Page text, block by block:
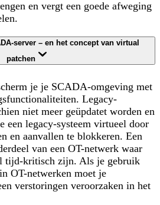
en vergt een goede afweging
server – en het concept van virtual
patchen
je je SCADA-omgeving met
Legacy-
niet meer geüpdatet worden en
een legacy-systeem virtueel door
en aanvallen te blokkeren. Een
van een OT-netwerk waar
tijd-kritisch zijn. Als je gebruik
OT-netwerken moet je
verstoringen veroorzaken in het